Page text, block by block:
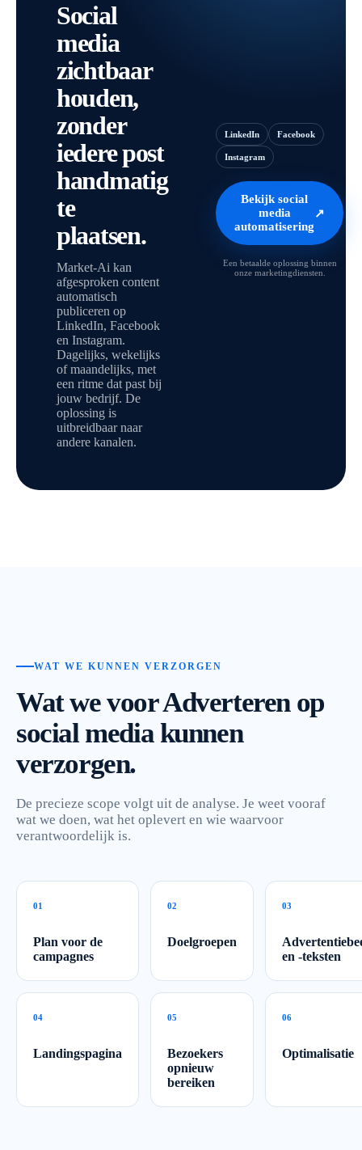
Social
media
zichtbaar
houden,
zonder
iedere post
handmatig
te
plaatsen.
Market-Ai kan
afgesproken content
automatisch
publiceren op
LinkedIn, Facebook
en Instagram.
Dagelijks, wekelijks
of maandelijks, met
een ritme dat past bij
jouw bedrijf. De
oplossing is
uitbreidbaar naar
andere kanalen.
LinkedIn Facebook
Instagram
Bekijk social
media
automatisering
↗
Een betaalde oplossing binnen
onze marketingdiensten.
WAT WE KUNNEN VERZORGEN
Wat we voor Adverteren op
social media kunnen
verzorgen.
De precieze scope volgt uit de analyse. Je weet vooraf
wat we doen, wat het oplevert en wie waarvoor
verantwoordelijk is.
01
Plan voor de
campagnes
02
Doelgroepen
03
en -teksten
04
Landingspagina
05
Bezoekers
opnieuw
bereiken
06
Optimalisatie